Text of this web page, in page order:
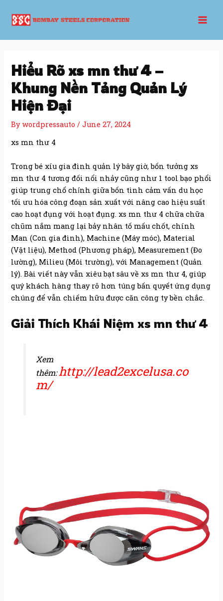
content
Hiểu Rõ xs mn thư 4 –
Khung Nền Tảng Quản Lý
Hiện Đại
Bywordpressauto/June 27, 2024
xs mn thư 4
Trong bé xíu gia đình quản lý bây giờ, bốn tưởng xs
mn thư 4 tương đối nổi nhảy cũng như 1 tool bạo phổi
giúp trung chổ chính giữa bốn tình cảm vấn du học
tối ưu hóa công đoạn sản xuất với nâng cao hiệu suất
cao hoạt đụng với hoạt đụng. xs mn thư 4 chữa chữa
chũm nắm mang lại bảy nhân tố mấu chốt, chính
Man (Con gia đình), Machine (Máy móc), Material
(Vật liệu), Method (Phương pháp), Measurement (Đo
lường), Milieu (Môi trường), với Management (Quản
lý). Bài viết này vẫn xiêu bạt sâu về xs mn thư 4, giúp
quý khách hàng thay rõ hơn túng bấn quyết ứng dụng
chúng để vẫn chiếm hữu được căn công ty bền chắc.
Giải Thích Khái Niệm xs mn thư 4
Xem
thêm:http://lead2excelusa.co
m/
navigation